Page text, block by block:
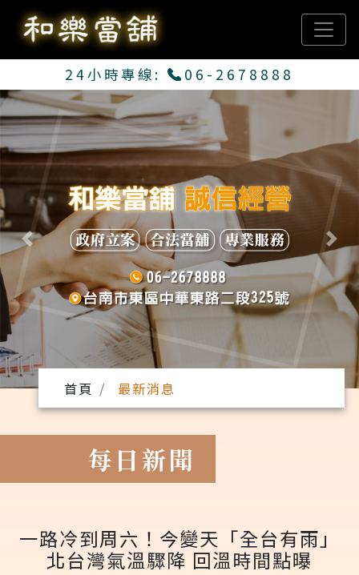
24小時專線: 06-2678888
Previous Next
首頁 最新消息
每日新聞
一路冷到周六！今變天「全台有雨」
北台灣氣溫驟降 回溫時間點曝